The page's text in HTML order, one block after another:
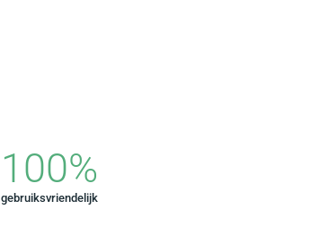
100%
gebruiksvriendelijk